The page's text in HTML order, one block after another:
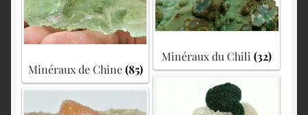
Minéraux du Chili(32)
Minéraux de Chine(85)